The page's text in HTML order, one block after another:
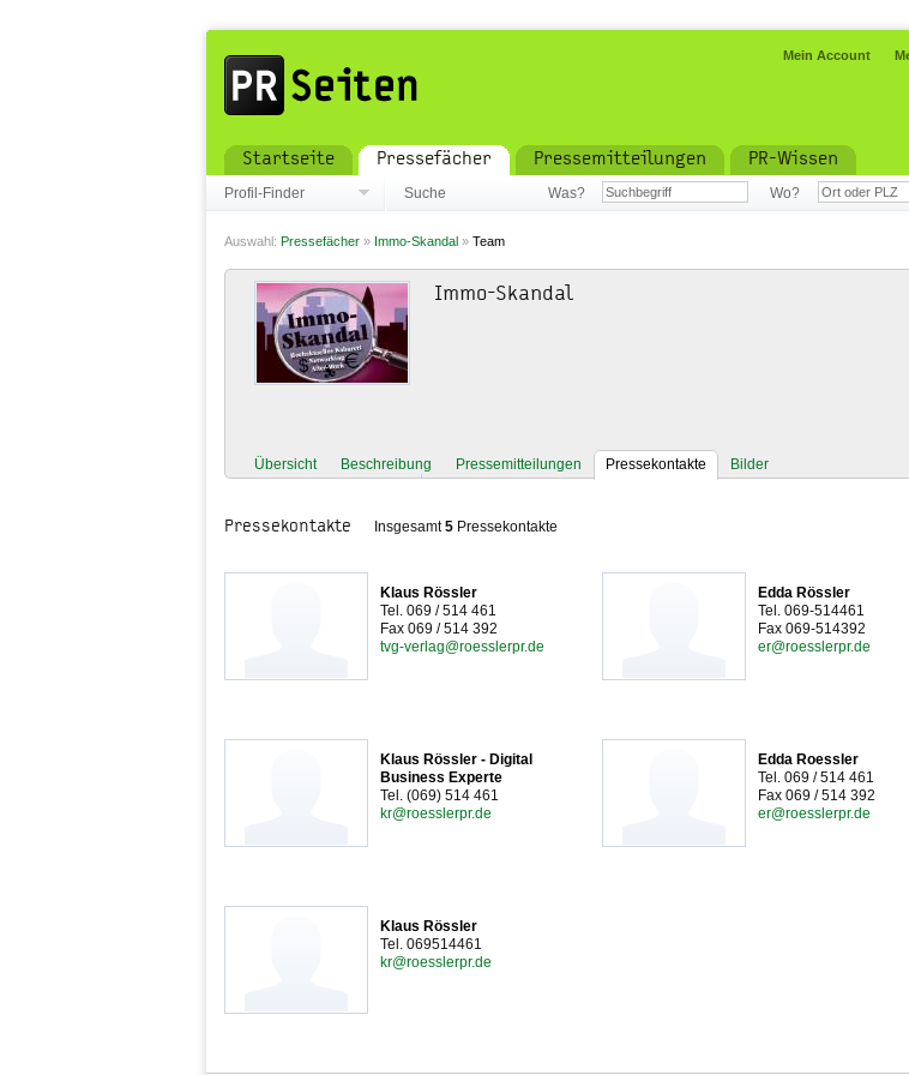
Mein Account
Startseite Pressefächer Pressemitteilungen PR-Wissen
Profil-Finder Suche Was? Wo?
Auswahl: Pressefächer » Immo-Skandal » Team
Immo-Skandal
Übersicht Beschreibung Pressemitteilungen Pressekontakte Bilder
Pressekontakte Insgesamt5 Pressekontakte
Klaus Rössler
Tel. 069 / 514 461
Fax 069 / 514 392
tvg-verlag@roesslerpr.de
Edda Rössler
Tel. 069-514461
Fax 069-514392
er@roesslerpr.de
Klaus Rössler - Digital
Business Experte
Tel. (069) 514 461
kr@roesslerpr.de
Edda Roessler
Tel. 069 / 514 461
Fax 069 / 514 392
er@roesslerpr.de
Klaus Rössler
Tel. 069514461
kr@roesslerpr.de